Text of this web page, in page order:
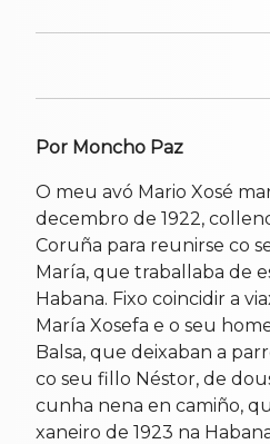
Por Moncho Paz
O meu avó Mario Xosé
decembro de 1922,
Coruña para reunirse co
María, que traballaba de
Habana. Fixo coincidir a
María Xosefa e o seu
Balsa, que deixaban a
co seu fillo Néstor, de
cunha nena en camiño,
xaneiro de 1923 na